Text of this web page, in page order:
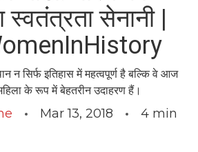
स्वतंत्रता सेनानी |
न सिर्फ इतिहास में महत्वपूर्ण है बल्कि वे आज
के रूप में बेहतरीन उदाहरण हैं।
Mar 13, 2018 4 min